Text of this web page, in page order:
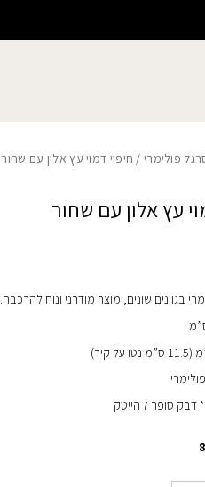
פולימרי / חיפוי דמוי עץ אלון עם שחור
עץ אלון עם שחור
בגוונים שונים, מוצר מודרני ונוח להרכבה.
סופר 7 הייטק